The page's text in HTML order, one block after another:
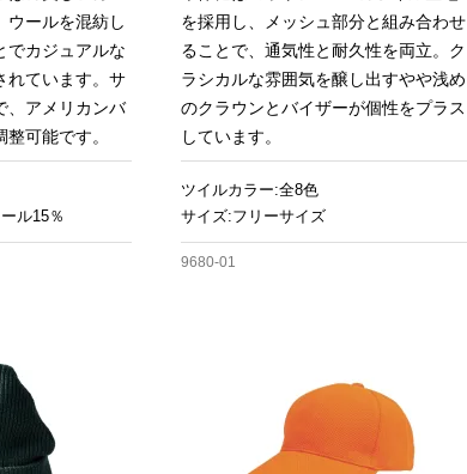
ウールを混紡し
でカジュアルな
れています。サ
、アメリカンバ
可能です。
ル15％
を採用し、メッシュ部分と組み合わせ
ることで、通気性と耐久性を両立。ク
ラシカルな雰囲気を醸し出すやや浅め
のクラウンとバイザーが個性をプラス
しています。
ツイルカラー:全8色
サイズ:フリーサイズ
9680-01